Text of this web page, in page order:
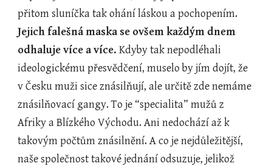
Jejich falešná maska se ovšem každým dnem
odhaluje více a více. Kdyby tak nepodléhali
ideologickému přesvědčení, muselo by jím dojít, že
v Česku muži sice znásilňují, ale určitě zde nemáme
znásilňovací gangy. To je “specialita” mužů z
Afriky a Blízkého Východu. Ani nedochází až k
takovým počtům znásilnění. A co je nejdůležitější,
naše společnost takové jednání odsuzuje, jelikož